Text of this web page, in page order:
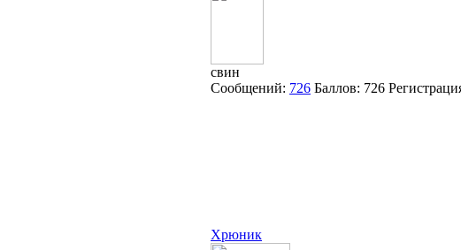
свин
Сообщений: 726 Баллов: 726
Хрюник